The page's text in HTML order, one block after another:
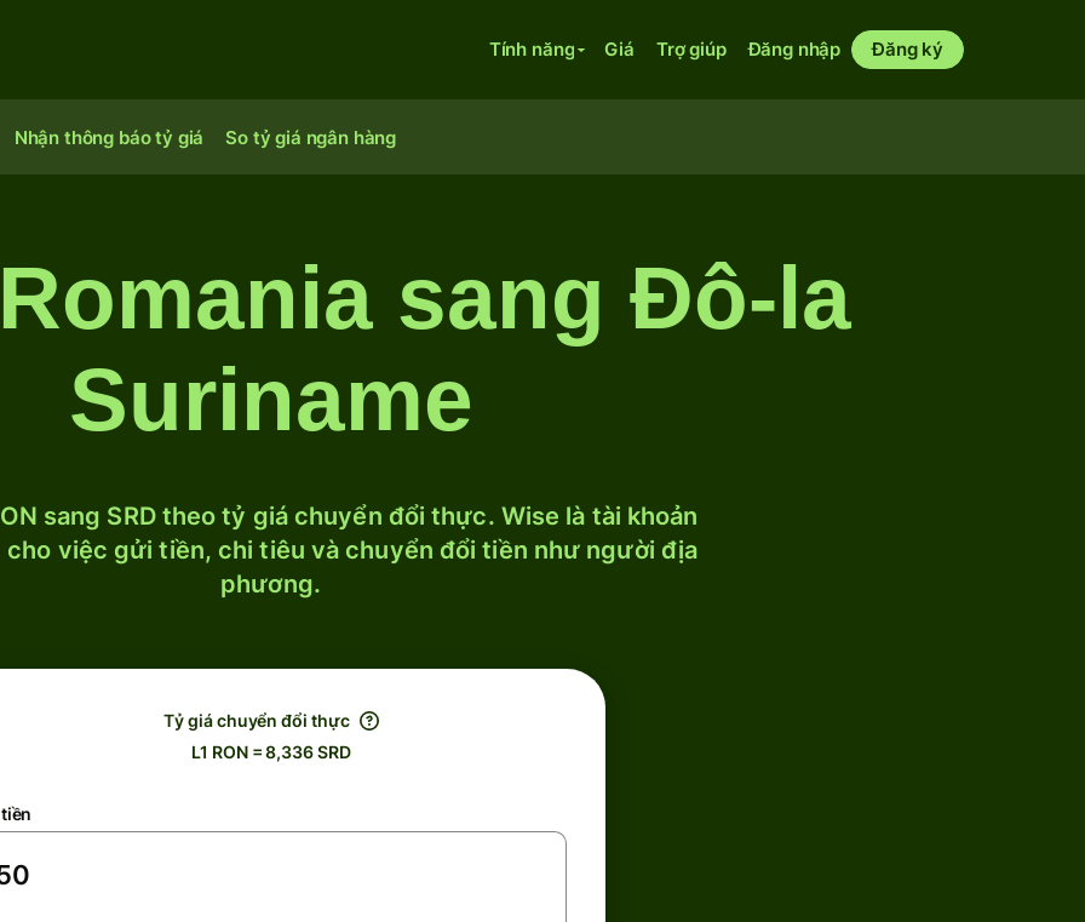
Tính năng Giá Trợ giúp Đăng nhập Đăng ký
Nhận thông báo tỷ giá So tỷ giá ngân hàng
sang Đô-la
Suriname
sang SRD theo tỷ giá chuyển đổi thực. Wise là tài khoản
việc gửi tiền, chi tiêu và chuyển đổi tiền như người địa
phương.
Tỷ giá chuyển đổi thực
L1 RON = 8,336 SRD